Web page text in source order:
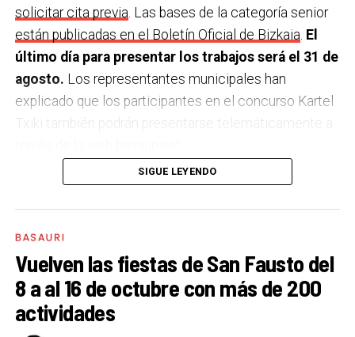
solicitar cita previa . Las bases de la categoría senior
están publicadas en el Boletín Oficial de Bizkaia El
último día para presentar los trabajos será el 31 de
agosto. Los representantes municipales han
explicado que los participantes en el concurso Kartel
Txiki también podrán presentarse telemáticamente a
El único requisito para participar en el concurso es el
siguiente texto figure en el cartel. Además, los
Basauri.:
SAN FAUSTO 2023
BASAURI
SIGUE LEYENDO
BASAURI
Vuelven las fiestas de San Fausto del
8 a al 16 de octubre con más de 200
actividades